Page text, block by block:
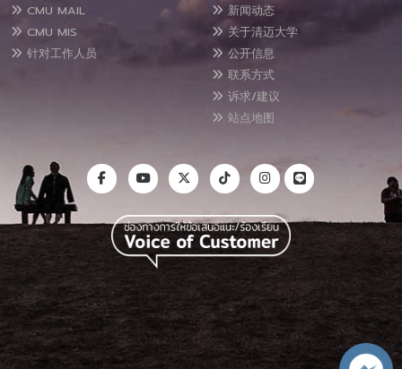
CMU MAIL
CMU MIS
针对工作人员
新闻动态
关于清迈大学
公开信息
联系方式
诉求/建议
站点地图